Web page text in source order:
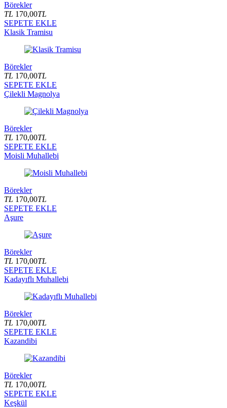
Börekler
TL 170,00TL
SEPETE EKLE
Klasik Tramisu
Börekler
TL 170,00TL
SEPETE EKLE
Çilekli Magnolya
Börekler
TL 170,00TL
SEPETE EKLE
Moisli Muhallebi
Börekler
TL 170,00TL
SEPETE EKLE
Aşure
Börekler
TL 170,00TL
SEPETE EKLE
Kadayıflı Muhallebi
Börekler
TL 170,00TL
SEPETE EKLE
Kazandibi
Börekler
TL 170,00TL
SEPETE EKLE
Keşkül